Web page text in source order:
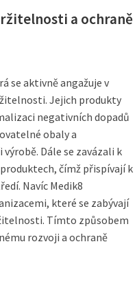
a ochraně
se aktivně angažuje v
Jejich produkty
negativních dopadů
obaly a
Dále se zavázali k
čímž přispívají k
Navíc Medik8
které se zabývají
Tímto způsobem
rozvoji a ochraně